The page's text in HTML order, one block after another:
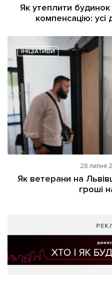
Як утеплити
компенсацію: усі
ІНІЦІАТИВИ
28 липня
Як ветерани на
гроші